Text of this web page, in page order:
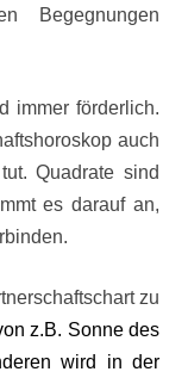
Begegnungen
immer förderlich.
auch
Quadrate sind
es darauf an,
zu
z.B. Sonne des
wird in der